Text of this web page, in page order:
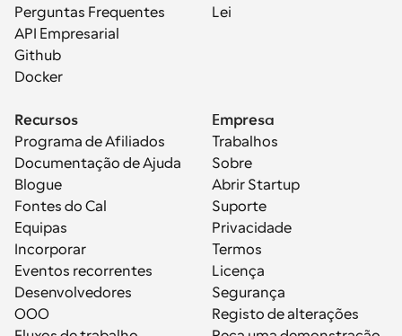
Perguntas Frequentes
API Empresarial
Github
Docker
Lei
Recursos
Programa de Afiliados
Documentação de Ajuda
Blogue
Fontes do Cal
Equipas
Incorporar
Eventos recorrentes
Desenvolvedores
OOO
Empresa
Trabalhos
Sobre
Abrir Startup
Suporte
Privacidade
Termos
Licença
Segurança
Registo de alterações